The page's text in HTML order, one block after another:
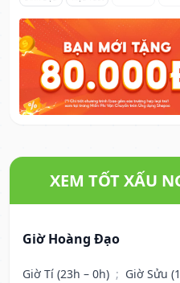
XEM TỐT XẤU
Giờ Hoàng Đạo
Giờ Tí (23h – 0h) ; Giờ Sửu